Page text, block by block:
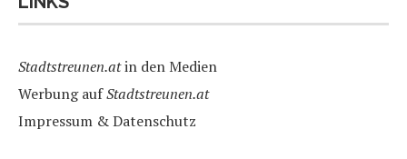
Stadtstreunen.atin den Medien
Werbung aufStadtstreunen.at
Impressum & Datenschutz